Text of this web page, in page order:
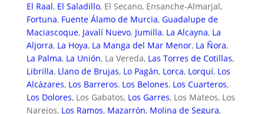
El Raal, El Saladillo, El Secano, Ensanche-Almarjal,
Fortuna, Fuente Álamo de Murcia, Guadalupe de
Maciascoque, Javalí Nuevo, Jumilla, La Alcayna, La
Aljorra, La Hoya, La Manga del Mar Menor, La Ñora,
La Palma, La Unión, La Vereda, Las Torres de Cotillas,
Librilla, Llano de Brujas, Lo Pagán, Lorca, Lorquí, Los
Alcázares, Los Barreros, Los Belones, Los Cuarteros,
Los Dolores, Los Gabatos, Los Garres, Los Mateos, Los
Narejos, Los Ramos, Mazarrón, Molina de Segura,